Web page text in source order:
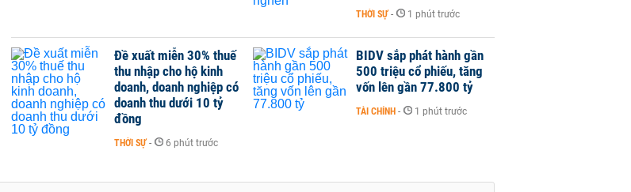
THỜI SỰ - 1 phút trước
Đề xuất miễn 30% thuế
thu nhập cho hộ kinh
doanh, doanh nghiệp có
doanh thu dưới 10 tỷ
đồng
THỜI SỰ - 6 phút trước
BIDV sắp phát hành gần
500 triệu cổ phiếu, tăng
vốn lên gần 77.800 tỷ
TÀI CHÍNH - 1 phút trước